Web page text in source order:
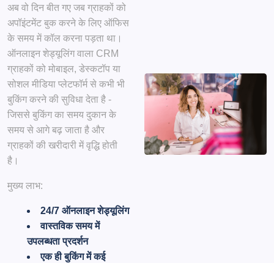
अब वो दिन बीत गए जब ग्राहकों को
अपॉइंटमेंट बुक करने के लिए ऑफिस
के समय में कॉल करना पड़ता था।
ऑनलाइन शेड्यूलिंगवाला CRM
ग्राहकों को मोबाइल, डेस्कटॉप या
सोशल मीडिया प्लेटफॉर्म से कभी भी
बुकिंग करने की सुविधा देता है -
जिससे बुकिंग का समय दुकान के
समय से आगे बढ़ जाता है और
ग्राहकों की खरीदारी में वृद्धि होती
है।
मुख्य लाभ:
24/7 ऑनलाइन शेड्यूलिंग
वास्तविक समय में
उपलब्धता प्रदर्शन
एक ही बुकिंग में कई